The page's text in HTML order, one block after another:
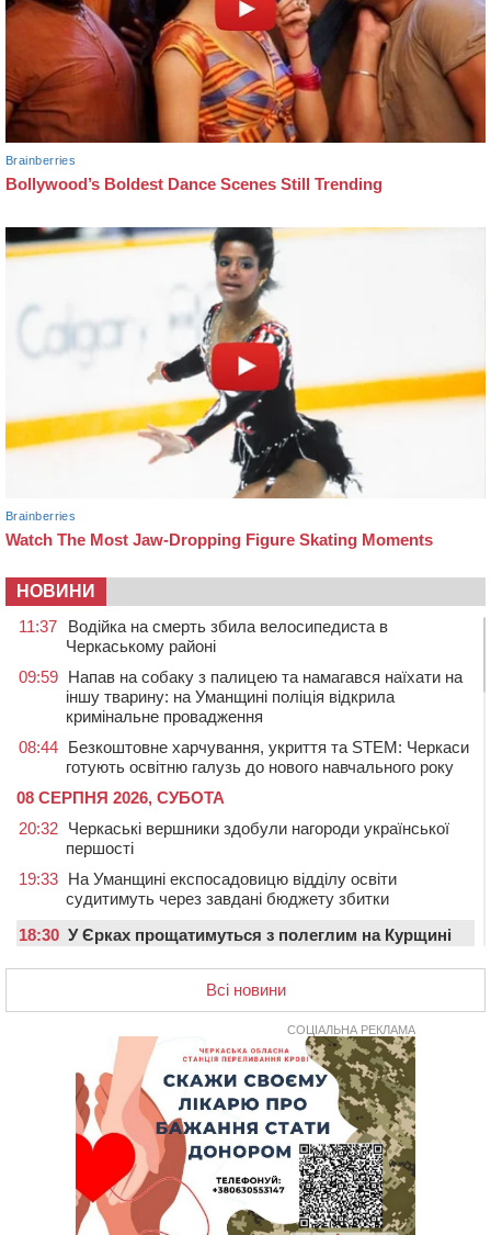
НОВИНИ
11:37
Водійка на смерть збила велосипедиста в
Черкаському районі
09:59 Напав на собаку з палицею та намагався наїхати на
іншу тварину: на Уманщині поліція відкрила
кримінальне провадження
08:44 Безкоштовне харчування, укриття та STEM: Черкаси
готують освітню галузь до нового навчального року
08 СЕРПНЯ 2026, СУБОТА
20:32 Черкаські вершники здобули нагороди української
першості
19:33 На Уманщині експосадовицю відділу освіти
судитимуть через завдані бюджету збитки
18:30 У Єрках прощатимуться з полеглим на Курщині
Апеляційний суд підтвердив стягнення майже 250
тис. грн шкоди за незаконний вилов риби
У Черкасах за ніч виявили 15 порушників
комендантської години та 10 нетверезих водіїв
На Золотоніщині водійка збила пішохода, який
перебігав дорогу
На Черкащині прокуратура через суд вимагає взяти
під охорону 188-річну церкву
У Смілі біля магазину під колесами вантажівки
загинула жінка
Всі новини
СОЦІАЛЬНА РЕКЛАМА